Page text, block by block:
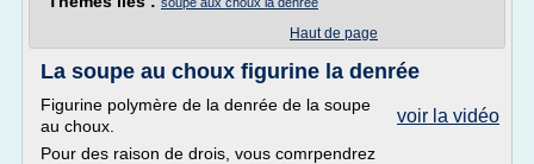
Haut de page
La soupe au choux figurine la denrée
voir la vidéo
Figurine polymère de la denrée de la soupe
au choux.
Pour des raison de drois, vous comrpendrez